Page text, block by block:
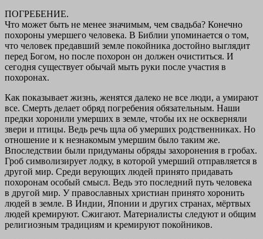
ПОГРЕБЕНИЕ.
Что может быть не менее значимым, чем свадьба? Конечно
похороны умершего человека. В Библии упоминается о том,
что человек предавший земле покойника достойно выглядит
перед Богом, но после похорон он должен очиститься. И
сегодня существует обычай мыть руки после участия в
похоронах.
Как показывает жизнь, женятся далеко не все люди, а умирают
все. Смерть делает обряд погребения обязательным. Наши
предки хоронили умерших в земле, чтобы их не оскверняли
звери и птицы. Ведь речь щла об умерших родственниках. Но
отношение и к незнакомым умершим было таким же.
Впоследствии были придуманы обряды захоронения в гробах.
Гроб символизирует лодку, в которой умерший отправляется в
другой мир. Среди верующих людей принято придавать
похоронам особый смысл. Ведь это последний путь человека
в другой мир. У православных христиан принято хоронить
людей в земле. В Индии, Японии и других странах, мёртвых
людей кремируют. Сжигают. Материалисты следуют и общим
религиозным традициям и кремируют покойников.